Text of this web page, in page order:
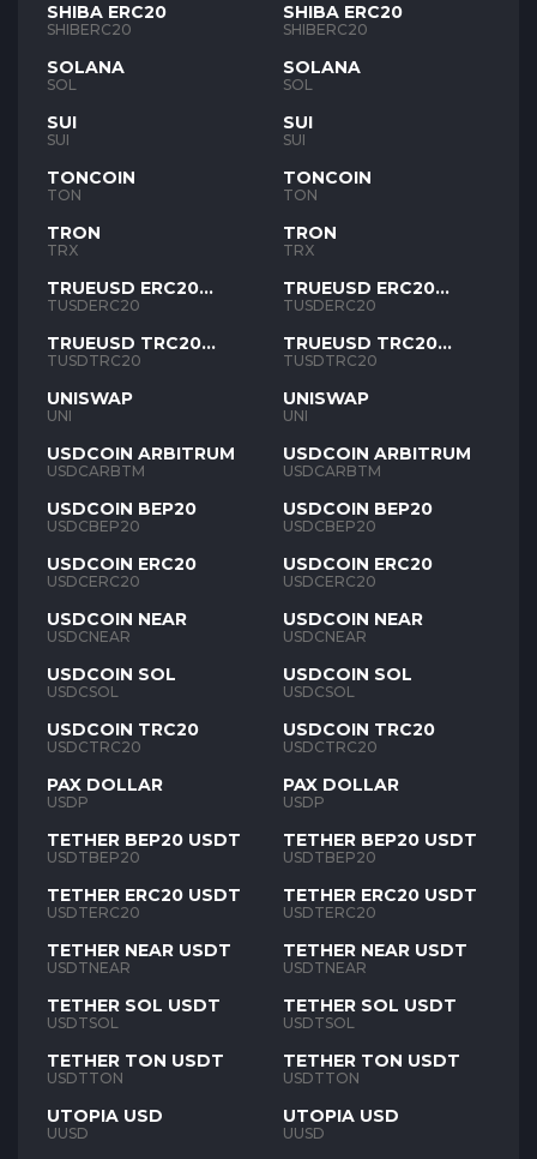
SHIBA ERC20
SHIBERC20
SOLANA
SOL
SUI
SUI
TONCOIN
TON
TRON
TRX
TRUEUSD ERC20
TUSD
TUSDERC20
TRUEUSD TRC20
TUSD
TUSDTRC20
UNISWAP
UNI
USDCOIN ARBITRUM
USDCARBTM
USDCOIN BEP20
USDCBEP20
USDCOIN ERC20
USDCERC20
USDCOIN NEAR
USDCNEAR
USDCOIN SOL
USDCSOL
USDCOIN TRC20
USDCTRC20
PAX DOLLAR
USDP
TETHER BEP20 USDT
USDTBEP20
TETHER ERC20 USDT
USDTERC20
TETHER NEAR USDT
USDTNEAR
TETHER SOL USDT
USDTSOL
TETHER TON USDT
USDTTON
UTOPIA USD
UUSD
SHIBA ERC20
SHIBERC20
SOLANA
SOL
SUI
SUI
TONCOIN
TON
TRON
TRX
TRUEUSD ERC20
TUSD
TUSDERC20
TRUEUSD TRC20
TUSD
TUSDTRC20
UNISWAP
UNI
USDCOIN ARBITRUM
USDCARBTM
USDCOIN BEP20
USDCBEP20
USDCOIN ERC20
USDCERC20
USDCOIN NEAR
USDCNEAR
USDCOIN SOL
USDCSOL
USDCOIN TRC20
USDCTRC20
PAX DOLLAR
USDP
TETHER BEP20 USDT
USDTBEP20
TETHER ERC20 USDT
USDTERC20
TETHER NEAR USDT
USDTNEAR
TETHER SOL USDT
USDTSOL
TETHER TON USDT
USDTTON
UTOPIA USD
UUSD